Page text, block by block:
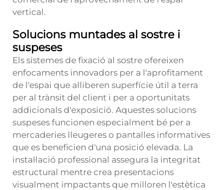
vertical.
Solucions muntades al sostre i
suspeses
Els sistemes de fixació al sostre ofereixen
enfocaments innovadors per a l'aprofitament
de l'espai que alliberen superfície útil a terra
per al trànsit del client i per a oportunitats
addicionals d'exposició. Aquestes solucions
suspeses funcionen especialment bé per a
mercaderies lleugeres o pantalles informatives
que es beneficien d'una posició elevada. La
instal·lació professional assegura la integritat
estructural mentre crea presentacions
visualment impactants que milloren l'estètica